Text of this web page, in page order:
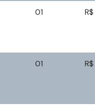
01
01